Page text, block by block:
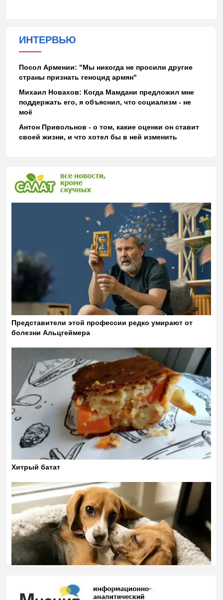
ИНТЕРВЬЮ
Посол Армении: "Мы никогда не просили другие
страны признать геноцид армян"
Михаил Новахов: Когда Мамдани предложил мне
поддержать его, я объяснил, что социализм - не
моё
Антон Привольнов - о том, какие оценки он ставит
своей жизни, и что хотел бы в ней изменить